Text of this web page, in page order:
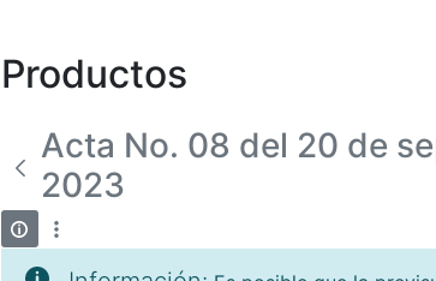
Productos
Acta No. 08 del 20 de
2023